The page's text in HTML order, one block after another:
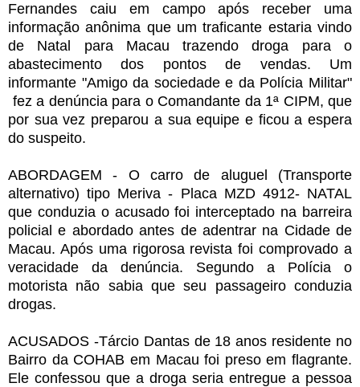
Fernandes caiu em campo após receber uma
informação anônima que um traficante estaria vindo
de Natal para Macau trazendo droga para o
abastecimento dos pontos de vendas. Um
informante "Amigo da sociedade e da Polícia Militar"
fez a denúncia para o Comandante da 1ª CIPM, que
por sua vez preparou a sua equipe e ficou a espera
do suspeito.
ABORDAGEM - O carro de aluguel (Transporte
alternativo) tipo Meriva - Placa MZD 4912- NATAL
que conduzia o acusado foi interceptado na barreira
policial e abordado antes de adentrar na Cidade de
Macau. Após uma rigorosa revista foi comprovado a
veracidade da denúncia. Segundo a Polícia o
motorista não sabia que seu passageiro conduzia
drogas.
ACUSADOS -Tárcio Dantas de 18 anos residente no
Bairro da COHAB em Macau foi preso em flagrante.
Ele confessou que a droga seria entregue a pessoa